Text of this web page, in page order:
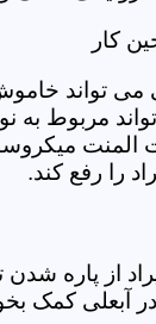
کار
می تواند
مربوط به
را رفع کند.
پاره شدن
آبعلی کمک